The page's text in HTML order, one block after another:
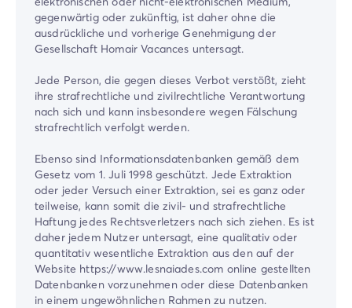
gegenwärtig oder zukünftig, ist daher ohne die
ausdrückliche und vorherige Genehmigung der
Gesellschaft Homair Vacances untersagt.
Jede Person, die gegen dieses Verbot verstößt, zieht
ihre strafrechtliche und zivilrechtliche Verantwortung
nach sich und kann insbesondere wegen Fälschung
strafrechtlich verfolgt werden.
Ebenso sind Informationsdatenbanken gemäß dem
Gesetz vom 1. Juli 1998 geschützt. Jede Extraktion
oder jeder Versuch einer Extraktion, sei es ganz oder
teilweise, kann somit die zivil- und strafrechtliche
Haftung jedes Rechtsverletzers nach sich ziehen. Es ist
daher jedem Nutzer untersagt, eine qualitativ oder
quantitativ wesentliche Extraktion aus den auf der
Website https://www.lesnaiades.com online gestellten
Datenbanken vorzunehmen oder diese Datenbanken
in einem ungewöhnlichen Rahmen zu nutzen.